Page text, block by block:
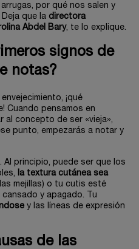
por qué nos salen y
que la directora
Abdel Bary, te lo explique.
signos de
notas?
¡qué
Cuando pensamos en
al concepto de ser «vieja»,
punto, empezarás a notar y
Al principio, puede ser que los
la textura cutánea sea
mejillas) o tu cutis esté
y apagado. Tu
y las líneas de expresión
de las